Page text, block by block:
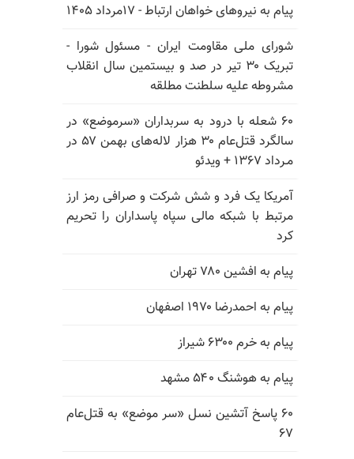
پیام به نیروهای خواهان ارتباط - ۱۷مرداد ۱۴۰۵
شورای ملی مقاومت ایران - مسئول شورا -
تبریک ۳۰ تیر در صد و بیستمین سال انقلاب
مشروطه علیه سلطنت مطلقه
۶۰ شعله با درود به سربداران «سرموضع» در
سالگرد قتل‌عام ۳۰ هزار لاله‌های بهمن ۵۷ در
مـرداد ۱۳۶۷ + ویدئو
آمریکا یک فرد و شش شرکت و صرافی رمز ارز
مرتبط با شبکه مالی سپاه پاسداران را تحریم
کرد
پیام به افشین ۷۸۰ تهران
پیام به احمدرضا ۱۹۷۰ اصفهان
پیام به خرم ۶۳۰۰ شیراز
پیام به هوشنگ ۵۴۰ مشهد
۶۰ پاسخ آتشین نسل «سر موضع» به قتل‌عام
۶۷